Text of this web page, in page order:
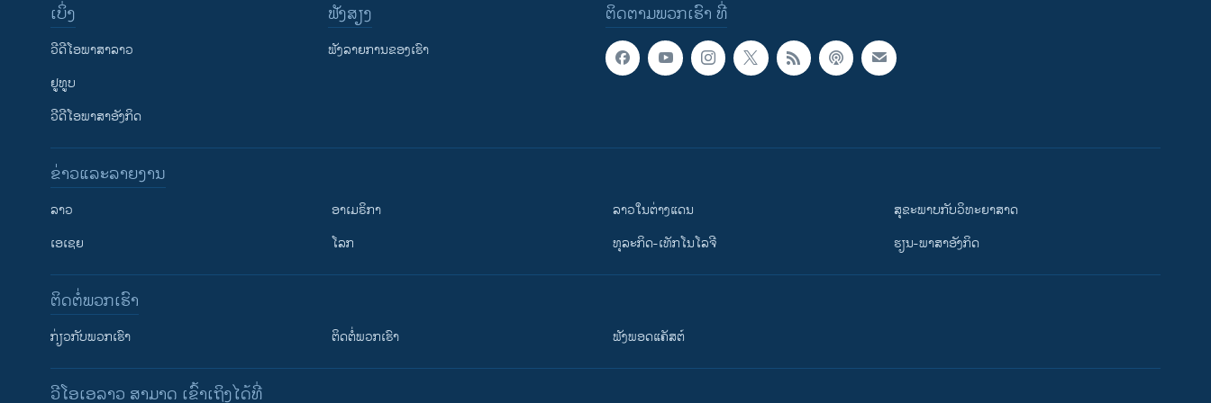
ຕິດຕາມພວກເຮົາ ທີ່
ເບິ່ງ
ວີດີໂອພາສາລາວ
ຢູທູບ
ວີດີໂອພາສາອັງກິດ
ຟັງສຽງ
ຟັງລາຍການຂອງເຮົາ
ຂ່າວແລະລາຍງານ
ລາວ
ເອເຊຍ
ອາເມຣິກາ
ໂລກ
ລາວໃນຕ່າງແດນ
ທຸລະກິດ-ເທັກໂນໂລຈີ
ສຸຂະພາບກັບວິທະຍາສາດ
ຮຽນ-ພາສາອັງກິດ
ຕິດຕໍ່ພວກເຮົາ
ກ່ຽວກັບພວກເຮົາ ຕິດຕໍ່ພວກເຮົາ ຟັງພອດແຄັສຕ໌
ວີໂອເອລາວ ສາມາດ ເຂົ້າເຖິງໄດ້ທີ່